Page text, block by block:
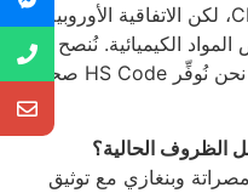
الجزائر وإن لم تكن طرفاً في CEFTA، لكن الاتفاقية الأوروبية
الكيميائية. نُنصح
بالتشاور مع وكيل الجمارك المحلي؛ نحن نُوفِّر HS Code صحيح
وبنغازي مع توثيق